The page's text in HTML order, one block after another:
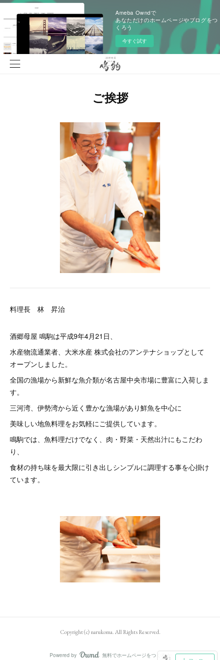
Ameba Owndで
あなただけのホームページやブログをつ
くろう
今すぐ試す
ご挨拶
料理長 林 昇治
酒郷母屋 鳴駒は平成9年4月21日、
水産物流通業者、大米水産 株式会社のアンテナショップとして
オープンしました。
全国の漁場から新鮮な魚介類が名古屋中央市場に豊富に入荷しま
す。
三河湾、伊勢湾から近く豊かな漁場があり鮮魚を中心に
美味しい地魚料理をお気軽にご提供しています。
鳴駒では、魚料理だけでなく、肉・野菜・天然出汁にもこだわ
り、
食材の持ち味を最大限に引き出しシンプルに調理する事を心掛け
ています。
Copyright (c) narukoma. All Rights Reserved.
Powered by AmebaOwnd
無料でホームページをつくろう